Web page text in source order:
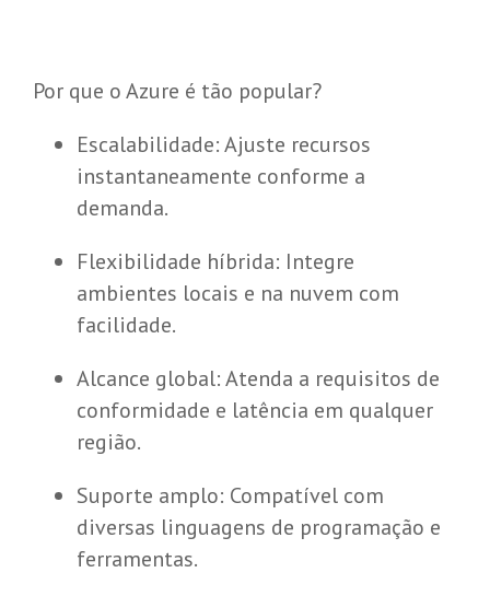
Por que o Azure é tão popular?
Escalabilidade: Ajuste recursos
instantaneamente conforme a
demanda.
Flexibilidade híbrida: Integre
ambientes locais e na nuvem com
facilidade.
Alcance global: Atenda a requisitos de
conformidade e latência em qualquer
região.
Suporte amplo: Compatível com
diversas linguagens de programação e
ferramentas.